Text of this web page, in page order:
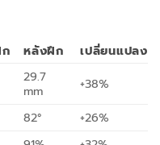
หลังฝึก
เปลี่ยนแปลง
29.7
mm
+38%
82°
+26%